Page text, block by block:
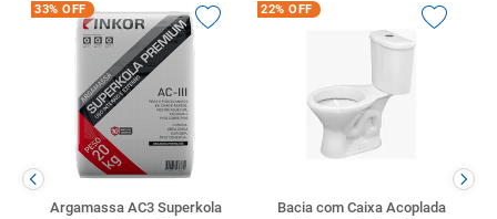
33% OFF
Argamassa AC3 Superkola
22% OFF
Bacia com Caixa Acoplada